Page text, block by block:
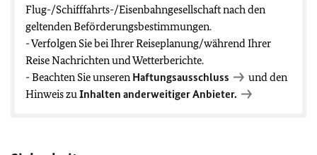
Flug-/Schifffahrts-/Eisenbahngesellschaft nach den
geltenden Beförderungsbestimmungen.
- Verfolgen Sie bei Ihrer Reiseplanung/während Ihrer
Reise Nachrichten und Wetterberichte.
- Beachten Sie unseren Haftungsausschluss
und den
Hinweis zuInhalten anderweitiger Anbieter.